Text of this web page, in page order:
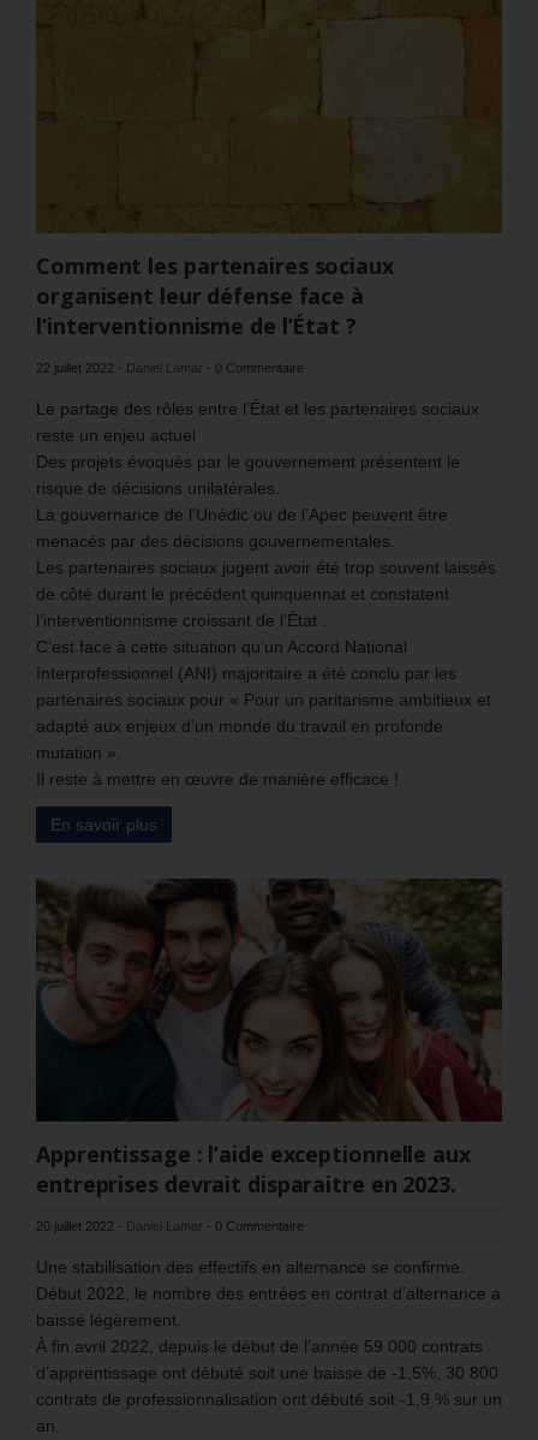
Comment les partenaires sociaux
organisent leur défense face à
l’interventionnisme de l’État ?
22 juillet 2022 - Daniel Lamar - 0 Commentaire
Le partage des rôles entre l’État et les partenaires sociaux
reste un enjeu actuel
Des projets évoqués par le gouvernement présentent le
risque de décisions unilatérales.
La gouvernance de l’Unédic ou de l’Apec peuvent être
menacés par des décisions gouvernementales.
Les partenaires sociaux jugent avoir été trop souvent laissés
de côté durant le précédent quinquennat et constatent
l’interventionnisme croissant de l’État .
C’est face à cette situation qu’un Accord National
Interprofessionnel (ANI) majoritaire a été conclu par les
partenaires sociaux pour « Pour un paritarisme ambitieux et
adapté aux enjeux d’un monde du travail en profonde
mutation ».
Il reste à mettre en œuvre de manière efficace !
En savoir plus
Apprentissage : l’aide exceptionnelle aux
entreprises devrait disparaitre en 2023.
20 juillet 2022 - Daniel Lamar - 0 Commentaire
Une stabilisation des effectifs en alternance se confirme.
Début 2022, le nombre des entrées en contrat d’alternance a
baissé légèrement.
À fin avril 2022, depuis le début de l’année 59 000 contrats
d’apprentissage ont débuté soit une baisse de -1,5%, 30 800
contrats de professionnalisation ont débuté soit -1,9 % sur un
an.